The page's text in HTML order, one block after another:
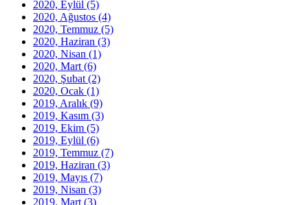
2020, Eylül (5)
2020, Ağustos (4)
2020, Temmuz (5)
2020, Haziran (3)
2020, Nisan (1)
2020, Mart (6)
2020, Şubat (2)
2020, Ocak (1)
2019, Aralık (9)
2019, Kasım (3)
2019, Ekim (5)
2019, Eylül (6)
2019, Temmuz (7)
2019, Haziran (3)
2019, Mayıs (7)
2019, Nisan (3)
2019, Mart (3)